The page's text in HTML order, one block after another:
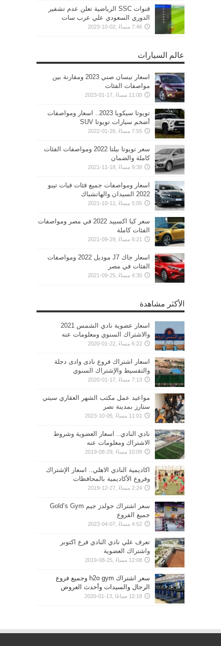
قنوات SSC الرياضية تعلن عدم تشفير
الدوري السعودي علي عرب سات
7:46 مساءً ,02-10-2023
عالم السيارات
اسعار نيسان صني 2023 ومقارنة بين
مواصفات الفئات
11:00 مساءً ,17-01-2023
تويوتا سيكويا 2023.. اسعار ومواصفات
أضخم سيارات تويوتا SUV
7:55 مساءً ,26-01-2022
سعر تويوتا بيلتا 2022 ومواصفات الفئات
كاملة والضمان
9:38 مساءً ,18-11-2021
اسعار ومواصفات جميع فئات فيات تيبو
2022 السيدان والهاتشباك
5:05 مساءً ,11-10-2021
سعر كيا اكسييد 2022 في مصر ومواصفات
الفئات كاملة
6:21 مساءً ,29-09-2021
اسعار جاك J7 موديل 2022 ومواصفات
الفئات في مصر
4:30 مساءً ,25-09-2021
الأكثر مشاهدة
اسعار عضوية نادي الشمس 2021
والاشتراك السنوي ومعلومات عنه
6:22 مساءً ,22-01-2020
اسعار اشتراك فروع نادى وادى دجلة
والتقسيط والإشتراك السنوي
7:13 مساءً ,17-01-2020
مواعيد عمل مكتب الشهر العقاري سيتي
ستارز بمدينة نصر
11:01 مساءً ,05-10-2023
نادي النادي.. اسعار العضوية وشروط
الاشتراك ومعلومات عنه
10:09 مساءً ,29-08-2019
اكاديمية النادي الاهلي.. اسعار الإشتراك
وفروع الأكاديمية بالمحافظات
2:24 مساءً ,27-12-2019
سعر اشتراك جولدز جيم Gold’s Gym
جميع الفروع
4:52 مساءً ,07-04-2023
تعرف علي نادي النادي فرع اكتوبر
واشتراك العضوية
12:08 مساءً ,25-08-2019
سعر اشتراك h2o gym وجميع فروع
الرجال والسيدات وأحدث العروض
12:18 صباحًا ,13-01-2020